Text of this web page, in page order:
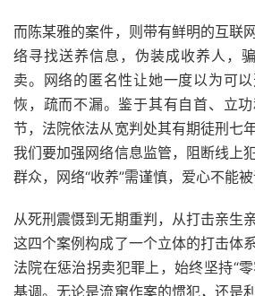
而陈某雅的案件，则带有鲜明的互联
络寻找送养信息，伪装成收养人，
卖。网络的匿名性让她一度以为可
恢，疏而不漏。鉴于其有自首、立
节，法院依法从宽判处其有期徒刑七
我们要加强网络信息监管，阻断线上
群众，网络“收养”需谨慎，爱心不能被
从死刑震慑到无期重判，从打击亲生
这四个案例构成了一个立体的打击体
法院在惩治拐卖犯罪上，始终坚持“
基调。无论是流窜作案的惯犯，还是